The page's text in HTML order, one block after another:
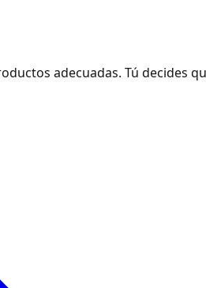
adecuadas. Tú decides